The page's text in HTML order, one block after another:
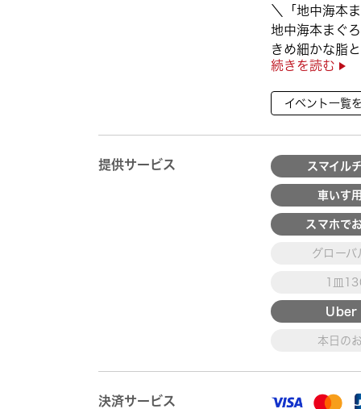
＼「地中海本
地中海本まぐ
きめ細かな脂
徴👀
さらに、鹿児
んぱち】など
続きを読む
イベント一覧
提供サービス スマイル
車いす
スマホで
グローバ
1皿
Uber
本日の
決済サービス